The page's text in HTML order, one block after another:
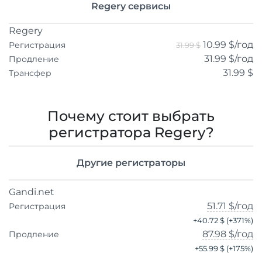
Regery сервисы
Regery
Регистрация 31.99 $ 10.99 $/год
Продление 31.99 $/год
Трансфер 31.99 $
Почему стоит выбрать
регистратора Regery?
Другие регистраторы
Gandi.net
Регистрация 51.71 $/год
+40.72 $ (+371%)
Продление 87.98 $/год
+55.99 $ (+175%)